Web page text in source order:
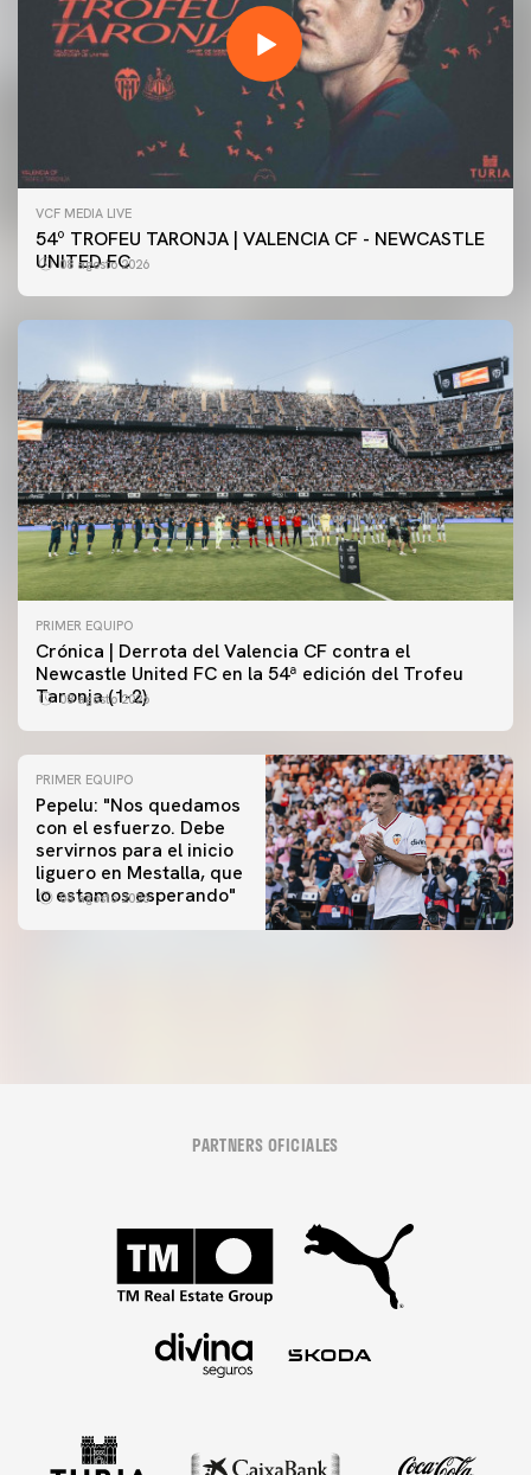
VCF MEDIA LIVE
54º TROFEU TARONJA | VALENCIA CF - NEWCASTLE
UNITED FC
08 agosto 2026
PRIMER EQUIPO
Crónica | Derrota del Valencia CF contra el
Newcastle United FC en la 54ª edición del Trofeu
Taronja (1-2)
08 agosto 2026
PRIMER EQUIPO
Pepelu: "Nos quedamos
con el esfuerzo. Debe
servirnos para el inicio
liguero en Mestalla, que
lo estamos esperando"
08 agosto 2026
PRIMER EQUIPO
Las fotos del Valencia CF-Newcastle United FC
PRIMER EQUIPO
MESTALLA 📍
PARTNERS OFICIALES